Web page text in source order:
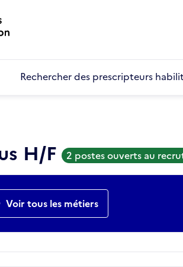
Rechercher des prescripteurs
H/F 2 postes ouverts au
Voir tous les métiers